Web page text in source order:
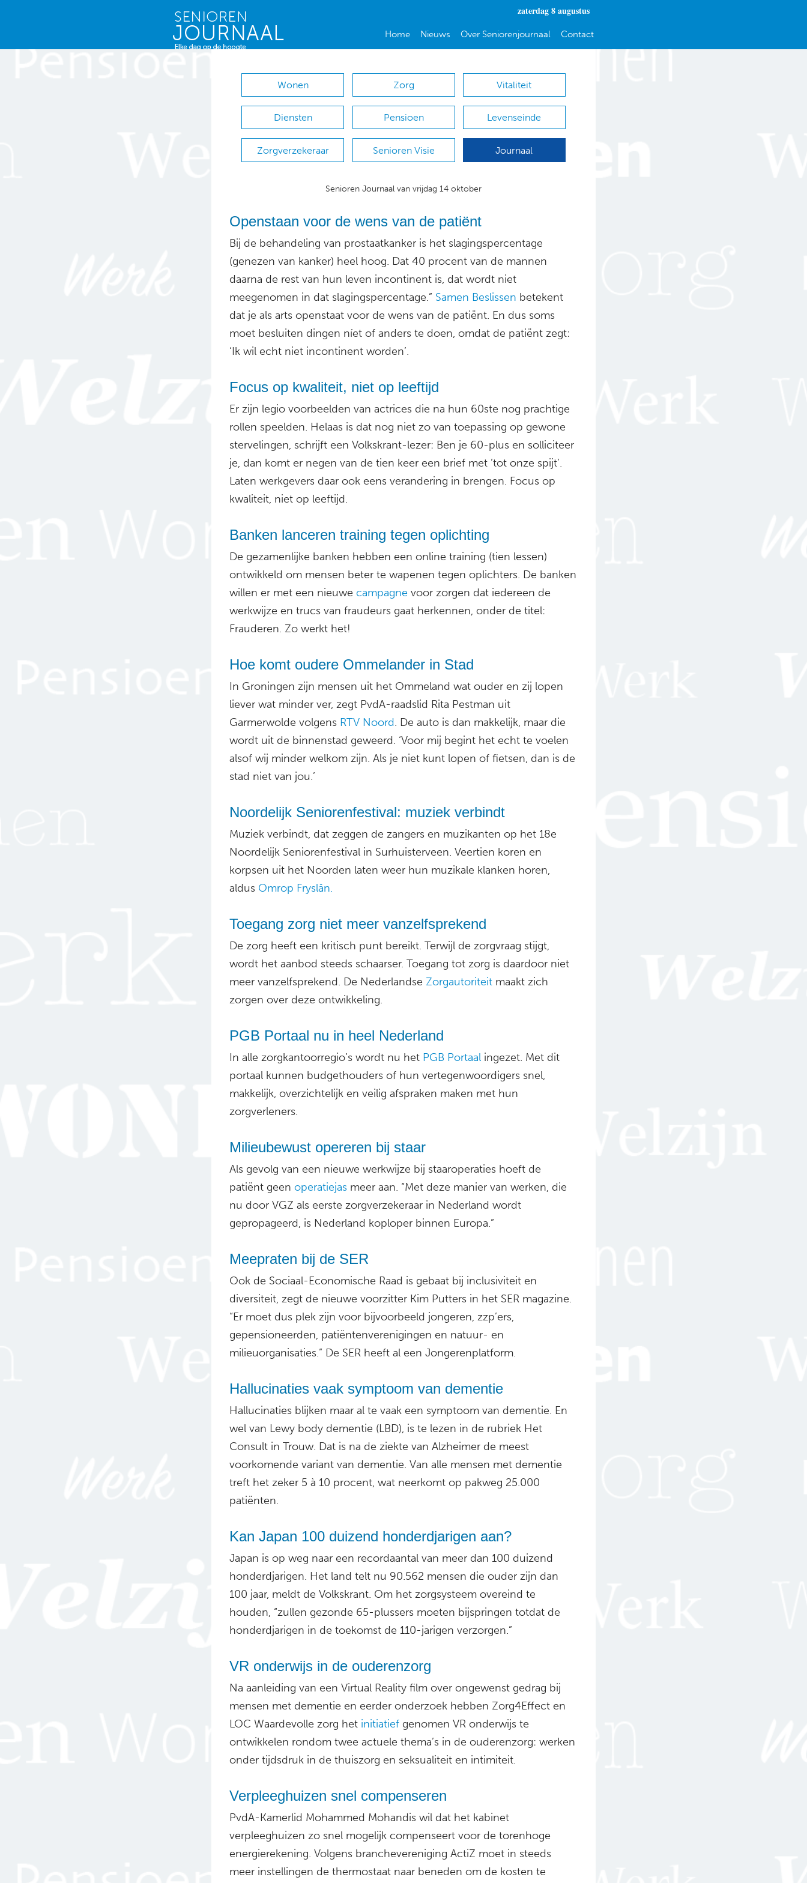
zaterdag 8 augustus
Home Nieuws Over Seniorenjournaal Contact
Wonen Zorg Vitaliteit
Diensten Pensioen Levenseinde
Zorgverzekeraar Senioren Visie Journaal
Senioren Journaal van vrijdag 14 oktober
Openstaan voor de wens van de patiënt
Bij de behandeling van prostaatkanker is het slagingspercentage
(genezen van kanker) heel hoog. Dat 40 procent van de mannen
daarna de rest van hun leven incontinent is, dat wordt niet
meegenomen in dat slagingspercentage.” Samen Beslissen betekent
dat je als arts openstaat voor de wens van de patiënt. En dus soms
moet besluiten dingen níet of anders te doen, omdat de patiënt zegt:
‘Ik wil echt niet incontinent worden’.
Focus op kwaliteit, niet op leeftijd
Er zijn legio voorbeelden van actrices die na hun 60ste nog prachtige
rollen speelden. Helaas is dat nog niet zo van toepassing op gewone
stervelingen, schrijft een Volkskrant-lezer: Ben je 60-plus en solliciteer
je, dan komt er negen van de tien keer een brief met ’tot onze spijt’.
Laten werkgevers daar ook eens verandering in brengen. Focus op
kwaliteit, niet op leeftijd.
Banken lanceren training tegen oplichting
De gezamenlijke banken hebben een online training (tien lessen)
ontwikkeld om mensen beter te wapenen tegen oplichters. De banken
willen er met een nieuwe campagne voor zorgen dat iedereen de
werkwijze en trucs van fraudeurs gaat herkennen, onder de titel:
Frauderen. Zo werkt het!
Hoe komt oudere Ommelander in Stad
In Groningen zijn mensen uit het Ommeland wat ouder en zij lopen
liever wat minder ver, zegt PvdA-raadslid Rita Pestman uit
Garmerwolde volgens RTV Noord. De auto is dan makkelijk, maar die
wordt uit de binnenstad geweerd. ‘Voor mij begint het echt te voelen
alsof wij minder welkom zijn. Als je niet kunt lopen of fietsen, dan is de
stad niet van jou.’
Noordelijk Seniorenfestival: muziek verbindt
Muziek verbindt, dat zeggen de zangers en muzikanten op het 18e
Noordelijk Seniorenfestival in Surhuisterveen. Veertien koren en
korpsen uit het Noorden laten weer hun muzikale klanken horen,
aldus Omrop Fryslân.
Toegang zorg niet meer vanzelfsprekend
De zorg heeft een kritisch punt bereikt. Terwijl de zorgvraag stijgt,
wordt het aanbod steeds schaarser. Toegang tot zorg is daardoor niet
meer vanzelfsprekend. De Nederlandse Zorgautoriteit maakt zich
zorgen over deze ontwikkeling.
PGB Portaal nu in heel Nederland
In alle zorgkantoorregio’s wordt nu het PGB Portaal ingezet. Met dit
portaal kunnen budgethouders of hun vertegenwoordigers snel,
makkelijk, overzichtelijk en veilig afspraken maken met hun
zorgverleners.
Milieubewust opereren bij staar
Als gevolg van een nieuwe werkwijze bij staaroperaties hoeft de
patiënt geen operatiejas meer aan. “Met deze manier van werken, die
nu door VGZ als eerste zorgverzekeraar in Nederland wordt
gepropageerd, is Nederland koploper binnen Europa.”
Meepraten bij de SER
Ook de Sociaal-Economische Raad is gebaat bij inclusiviteit en
diversiteit, zegt de nieuwe voorzitter Kim Putters in het SER magazine.
“Er moet dus plek zijn voor bijvoorbeeld jongeren, zzp’ers,
gepensioneerden, patiëntenverenigingen en natuur- en
milieuorganisaties.” De SER heeft al een Jongerenplatform.
Hallucinaties vaak symptoom van dementie
Hallucinaties blijken maar al te vaak een symptoom van dementie. En
wel van Lewy body dementie (LBD), is te lezen in de rubriek Het
Consult in Trouw. Dat is na de ziekte van Alzheimer de meest
voorkomende variant van dementie. Van alle mensen met dementie
treft het zeker 5 à 10 procent, wat neerkomt op pakweg 25.000
patiënten.
Kan Japan 100 duizend honderdjarigen aan?
Japan is op weg naar een recordaantal van meer dan 100 duizend
honderdjarigen. Het land telt nu 90.562 mensen die ouder zijn dan
100 jaar, meldt de Volkskrant. Om het zorgsysteem overeind te
houden, “zullen gezonde 65-plussers moeten bijspringen totdat de
honderdjarigen in de toekomst de 110-jarigen verzorgen.”
VR onderwijs in de ouderenzorg
Na aanleiding van een Virtual Reality film over ongewenst gedrag bij
mensen met dementie en eerder onderzoek hebben Zorg4Effect en
LOC Waardevolle zorg het initiatief genomen VR onderwijs te
ontwikkelen rondom twee actuele thema’s in de ouderenzorg: werken
onder tijdsdruk in de thuiszorg en seksualiteit en intimiteit.
Verpleeghuizen snel compenseren
PvdA-Kamerlid Mohammed Mohandis wil dat het kabinet
verpleeghuizen zo snel mogelijk compenseert voor de torenhoge
energierekening. Volgens branchevereniging ActiZ moet in steeds
meer instellingen de thermostaat naar beneden om de kosten te